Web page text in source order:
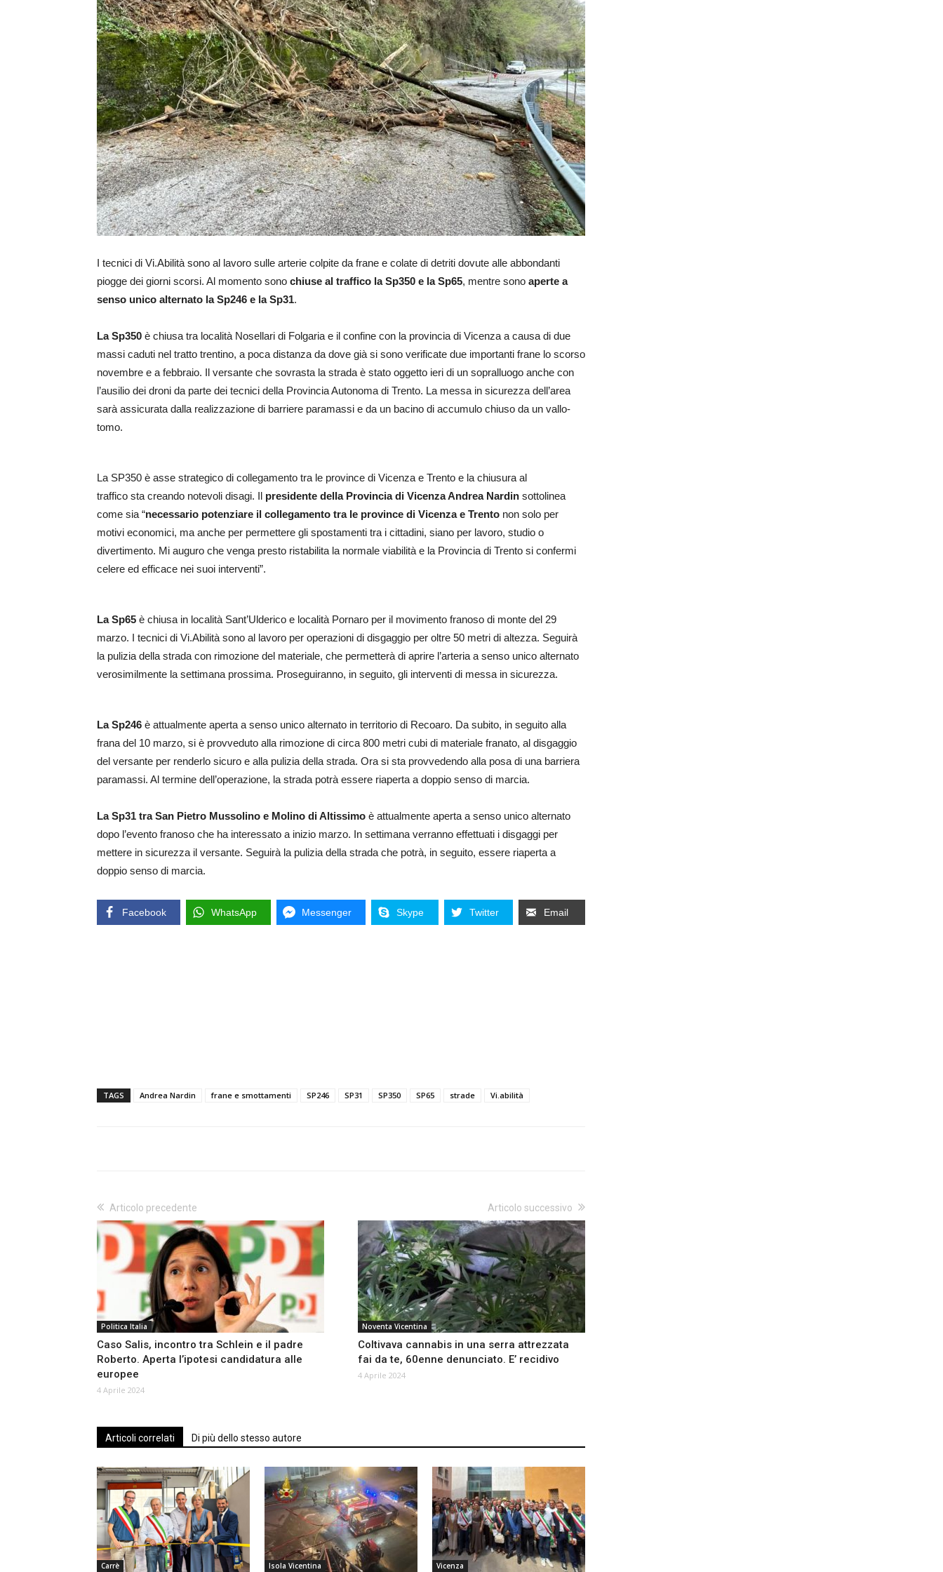
I tecnici di Vi.Abilità sono al lavoro sulle arterie colpite da frane e colate di detriti dovute alle abbondanti
piogge dei giorni scorsi. Al momento sono chiuse al traffico la Sp350 e la Sp65, mentre sono aperte a
senso unico alternato la Sp246 e la Sp31.
La Sp350 è chiusa tra località Nosellari di Folgaria e il confine con la provincia di Vicenza a causa di due
massi caduti nel tratto trentino, a poca distanza da dove già si sono verificate due importanti frane lo scorso
novembre e a febbraio. Il versante che sovrasta la strada è stato oggetto ieri di un sopralluogo anche con
l’ausilio dei droni da parte dei tecnici della Provincia Autonoma di Trento. La messa in sicurezza dell’area
sarà assicurata dalla realizzazione di barriere paramassi e da un bacino di accumulo chiuso da un vallo-
tomo.
La SP350 è asse strategico di collegamento tra le province di Vicenza e Trento e la chiusura al
traffico sta creando notevoli disagi. Il presidente della Provincia di Vicenza Andrea Nardin sottolinea
come sia “necessario potenziare il collegamento tra le province di Vicenza e Trento non solo per
motivi economici, ma anche per permettere gli spostamenti tra i cittadini, siano per lavoro, studio o
divertimento. Mi auguro che venga presto ristabilita la normale viabilità e la Provincia di Trento si confermi
celere ed efficace nei suoi interventi”.
La Sp65 è chiusa in località Sant’Ulderico e località Pornaro per il movimento franoso di monte del 29
marzo. I tecnici di Vi.Abilità sono al lavoro per operazioni di disgaggio per oltre 50 metri di altezza. Seguirà
la pulizia della strada con rimozione del materiale, che permetterà di aprire l’arteria a senso unico alternato
verosimilmente la settimana prossima. Proseguiranno, in seguito, gli interventi di messa in sicurezza.
La Sp246 è attualmente aperta a senso unico alternato in territorio di Recoaro. Da subito, in seguito alla
frana del 10 marzo, si è provveduto alla rimozione di circa 800 metri cubi di materiale franato, al disgaggio
del versante per renderlo sicuro e alla pulizia della strada. Ora si sta provvedendo alla posa di una barriera
paramassi. Al termine dell’operazione, la strada potrà essere riaperta a doppio senso di marcia.
La Sp31 tra San Pietro Mussolino e Molino di Altissimo è attualmente aperta a senso unico alternato
dopo l’evento franoso che ha interessato a inizio marzo. In settimana verranno effettuati i disgaggi per
mettere in sicurezza il versante. Seguirà la pulizia della strada che potrà, in seguito, essere riaperta a
doppio senso di marcia.
Facebook WhatsApp Messenger Skype Twitter Email
TAGS Andrea Nardin frane e smottamenti SP246 SP31 SP350 SP65 strade Vi.abilità
Articolo precedente
Politica Italia
Caso Salis, incontro tra Schlein e il padre
Roberto. Aperta l’ipotesi candidatura alle
europee
4 Aprile 2024
Articolo successivo
Noventa Vicentina
Coltivava cannabis in una serra attrezzata
fai da te, 60enne denunciato. E’ recidivo
4 Aprile 2024
Articoli correlati Di più dello stesso autore
Carrè Isola Vicentina Vicenza